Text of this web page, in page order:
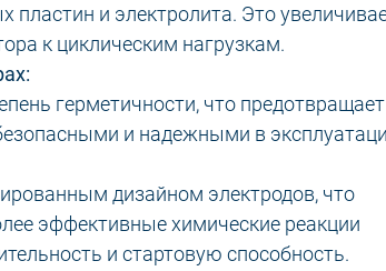
и электролита. Это
к циклическим нагрузкам.
герметичности, что предотвращает
и надежными в
дизайном электродов, что
эффективные химические реакции
и стартовую способность.